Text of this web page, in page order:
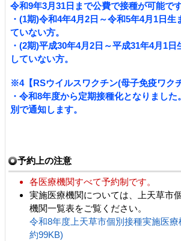
令和9年3月31日まで公費で接種が可能です
・(1期)令和4年4月2日～令和5年4月1日生
ていない方。
・(2期)平成30年4月2日～平成31年4月1
していない方。
※4【RSウイルスワクチン(母子免疫ワク
・令和8年度から定期接種化となりまし
別で通知します。
予約上の注意
各医療機関すべて予約制です。
実施医療機関については、上天草市
機関一覧表をご覧ください。
令和8年度上天草市個別接種実施医
約99KB)